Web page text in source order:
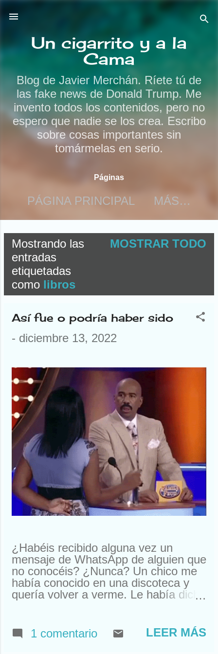
Ir al contenido principal
Un cigarrito y a la
Cama
Blog de Javier Merchán. Ríete tú de
las fake news de Donald Trump. Me
invento todos los contenidos, pero no
espero que nadie se los crea. Escribo
sobre cosas importantes sin
tomármelas en serio.
Páginas
PÁGINA PRINCIPAL MÁS…
E
n
t
a
a
s
Mostrando las
entradas
etiquetadas
como libros
MOSTRAR TODO
Así fue o podría haber sido
- diciembre 13, 2022
¿Habéis recibido alguna vez un
mensaje de WhatsApp de alguien que
no conocéis? ¿Nunca? Un chico me
había conocido en una discoteca y
quería volver a verme. Le había dicho
desesperadamente. Estuve a punto
de llamarle y quedar. Pero resulta
1 comentario LEER MÁS